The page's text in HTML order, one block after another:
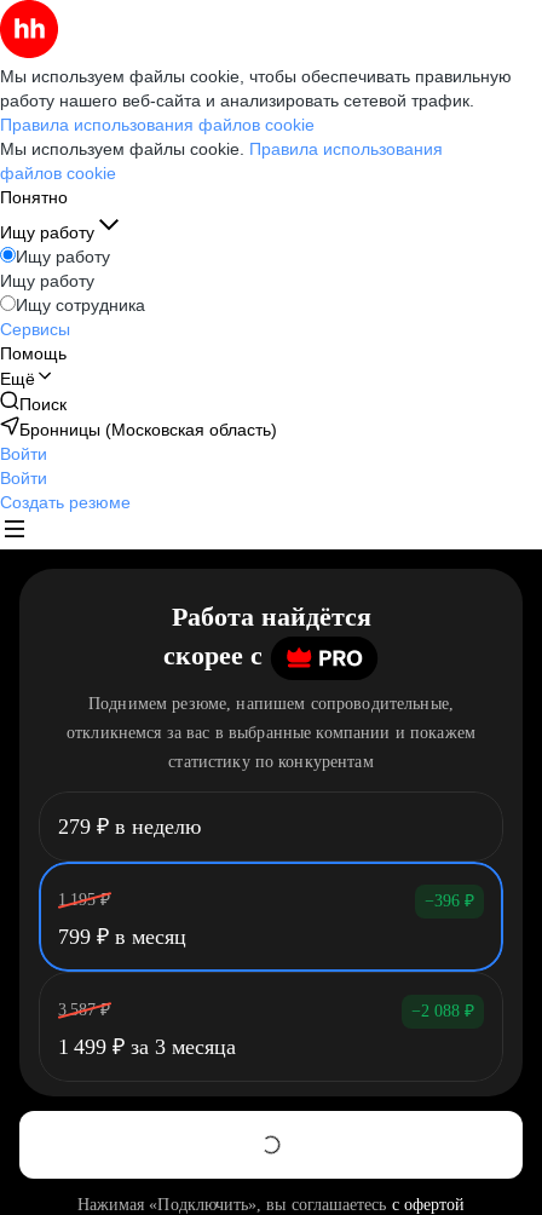
Мы используем файлы cookie, чтобы обеспечивать правильную
работу нашего веб-сайта и анализировать сетевой трафик.
Правила использования файлов cookie
Мы используем файлы cookie. Правила использования
файлов cookie
Понятно
Ищу работу
Ищу работу
Ищу работу
Ищу сотрудника
Сервисы
Помощь
Ещё
Поиск
Бронницы (Московская область)
Войти
Войти
Создать резюме
Работа найдётся
скорее c
Поднимем резюме, напишем сопроводительные,
откликнемся за вас в выбранные компании и покажем
статистику по конкурентам
279 ₽ в неделю
1 195 ₽ −396 ₽
799 ₽ в месяц
3 587 ₽ −2 088 ₽
1 499 ₽ за 3 месяца
Нажимая «Подключить», вы соглашаетесь с офертой